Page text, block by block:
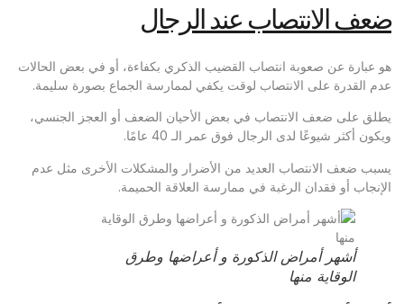
ضعف الانتصاب عند الرجال
هو عبارة عن صعوبة انتصاب القضيب الذكري بكفاءة، أو في بعض الحالات
عدم القدرة على الانتصاب لوقت يكفي لممارسة الجماع بصورة سليمة.
يطلق على ضعف الانتصاب في بعض الأحيان الضعف أو العجز الجنسي،
ويكون أكثر شيوعًا لدى الرجال فوق عمر الـ 40 عامًا.
يسبب ضعف الانتصاب العديد من الأضرار والمشكلات الأخرى مثل عدم
الإنجاب أو فقدان الرغبة في ممارسة العلاقة الحميمة.
أشهر أمراض الذكورة و أعراضها وطرق
الوقاية منها